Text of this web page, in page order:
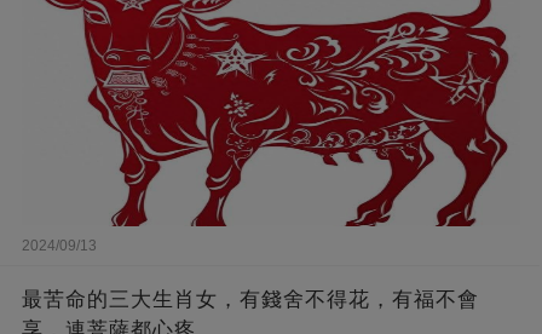
2024/09/13
最苦命的三大生肖女，有錢舍不得花，有福不會
享，連菩薩都心疼